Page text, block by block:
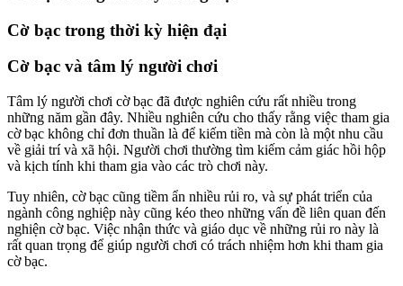
Cờ bạc trong thời kỳ hiện đại
Cờ bạc và tâm lý người chơi
Tâm lý người chơi cờ bạc đã được nghiên cứu rất nhiều trong
những năm gần đây. Nhiều nghiên cứu cho thấy rằng việc tham gia
cờ bạc không chỉ đơn thuần là để kiếm tiền mà còn là một nhu cầu
về giải trí và xã hội. Người chơi thường tìm kiếm cảm giác hồi hộp
và kịch tính khi tham gia vào các trò chơi này.
Tuy nhiên, cờ bạc cũng tiềm ẩn nhiều rủi ro, và sự phát triển của
ngành công nghiệp này cũng kéo theo những vấn đề liên quan đến
nghiện cờ bạc. Việc nhận thức và giáo dục về những rủi ro này là
rất quan trọng để giúp người chơi có trách nhiệm hơn khi tham gia
cờ bạc.